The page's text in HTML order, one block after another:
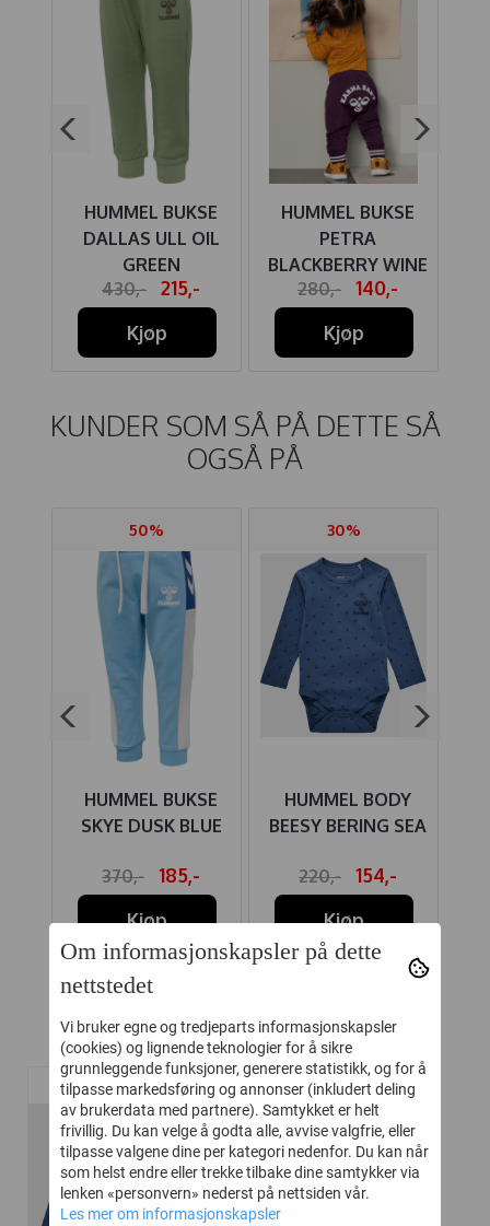
HUMMEL BUKSE
DALLAS ULL OIL
GREEN
430,-
215,-
Kjøp
HUMMEL BUKSE
PETRA
BLACKBERRY WINE
280,-
140,-
Kjøp
KUNDER SOM SÅ PÅ DETTE SÅ
OGSÅ PÅ
50%
HUMMEL BUKSE
SKYE DUSK BLUE
370,-
185,-
Kjøp
30%
HUMMEL BODY
BEESY BERING SEA
220,-
154,-
Kjøp
Relaterte produkter
-30%
Om informasjonskapsler på dette
nettstedet
Vi bruker egne og tredjeparts informasjonskapsler
(cookies) og lignende teknologier for å sikre
grunnleggende funksjoner, generere statistikk, og for å
tilpasse markedsføring og annonser (inkludert deling
av brukerdata med partnere). Samtykket er helt
frivillig. Du kan velge å godta alle, avvise valgfrie, eller
tilpasse valgene dine per kategori nedenfor. Du kan når
som helst endre eller trekke tilbake dine samtykker via
lenken «personvern» nederst på nettsiden vår.
Les mer om informasjonskapsler